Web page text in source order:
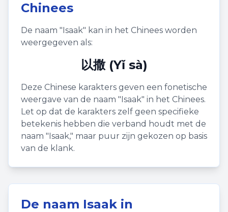
Chinees
De naam "Isaak" kan in het Chinees worden
weergegeven als:
以撒 (Yǐ sà)
Deze Chinese karakters geven een fonetische
weergave van de naam "Isaak" in het Chinees.
Let op dat de karakters zelf geen specifieke
betekenis hebben die verband houdt met de
naam "Isaak," maar puur zijn gekozen op basis
van de klank.
De naam Isaak in